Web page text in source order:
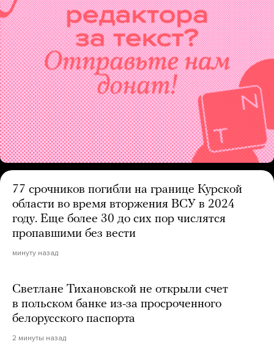
77 срочников погибли на границе Курской
области во время вторжения ВСУ в 2024
году. Еще более 30 до сих пор числятся
пропавшими без вести
минуту назад
Светлане Тихановской не открыли счет
в польском банке из-за просроченного
белорусского паспорта
2 минуты назад